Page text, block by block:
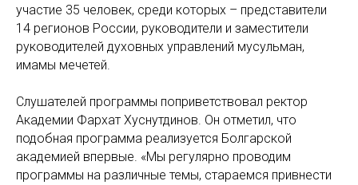
участие 35 человек, среди которых – представители
14 регионов России, руководители и заместители
руководителей духовных управлений мусульман,
имамы мечетей.
Слушателей программы поприветствовал ректор
Академии Фархат Хуснутдинов. Он отметил, что
подобная программа реализуется Болгарской
академией впервые. «Мы регулярно проводим
программы на различные темы, стараемся привнести